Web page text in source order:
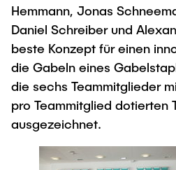
Hemmann, Jonas
Daniel Schreiber und
beste Konzept für einen
die Gabeln eines
die sechs Teammitglieder
pro Teammitglied dotierten
ausgezeichnet.